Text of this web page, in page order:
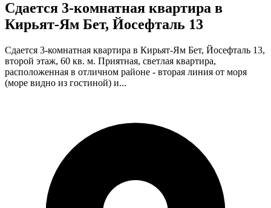
Сдается 3-комнатная квартира в
Кирьят-Ям Бет, Йосефталь 13
Сдается 3-комнатная квартира в Кирьят-Ям Бет, Йосефталь 13,
второй этаж, 60 кв. м. Приятная, светлая квартира,
расположенная в отличном районе - вторая линия от моря
(море видно из гостиной) и...